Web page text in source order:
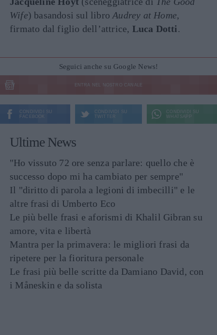
Wife) basandosi sul libroAudrey at Home,
firmato dal figlio dell’attrice, Luca Dotti.
Seguici anche su Google News!
ENTRA NEL NOSTRO CANALE
CONDIVIDI SU
FACEBOOK
CONDIVIDI SU
TWITTER
CONDIVIDI SU
WHATSAPP
Ultime News
"Ho vissuto 72 ore senza parlare: quello che è
successo dopo mi ha cambiato per sempre"
Il "diritto di parola a legioni di imbecilli" e le
altre frasi di Umberto Eco
Le più belle frasi e aforismi di Khalil Gibran su
amore, vita e libertà
Mantra per la primavera: le migliori frasi da
ripetere per la fioritura personale
Le frasi più belle scritte da Damiano David, con
i Måneskin e da solista